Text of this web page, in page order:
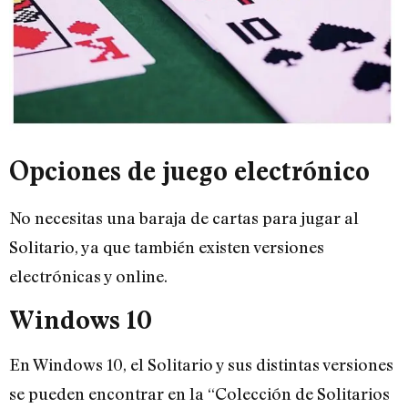
Opciones de juego electrónico
No necesitas una baraja de cartas para jugar al
Solitario, ya que también existen versiones
electrónicas y online.
Windows 10
En Windows 10, el Solitario y sus distintas versiones
se pueden encontrar en la “Colección de Solitarios